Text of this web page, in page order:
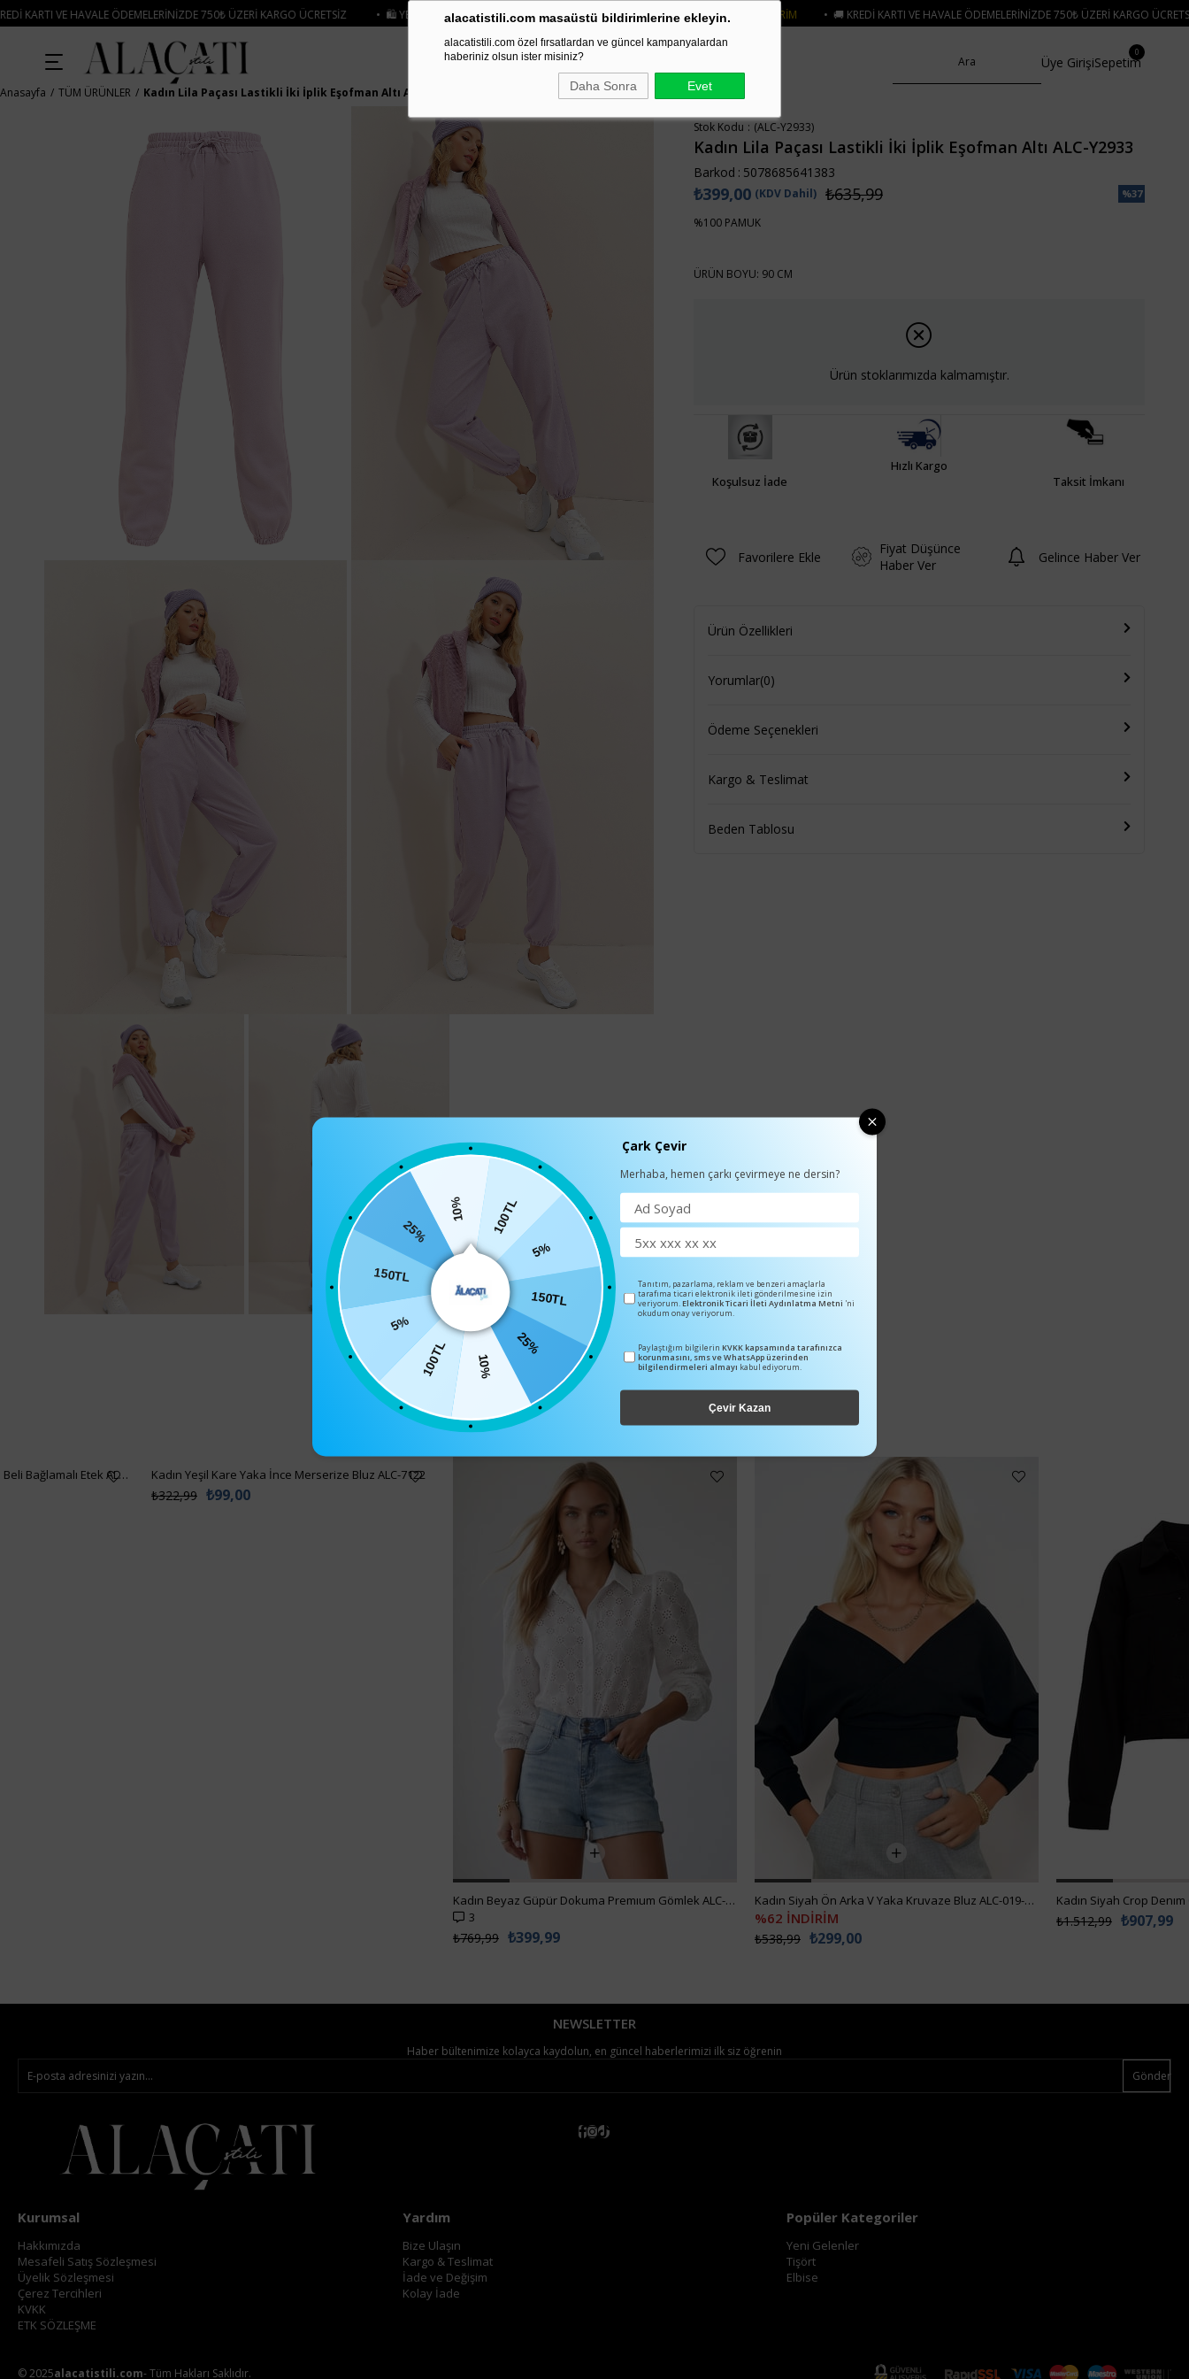
alacatistili.com masaüstü bildirimlerine ekleyin.
alacatistili.com özel fırsatlardan ve güncel kampanyalardan
haberiniz olsun ister misiniz?
Daha Sonra Evet
750₺ ÜZERI KARGO ÜCRETSIZ • 🛍️ YENI SEZON ÜRÜNLERINDE 2 ÜRÜN VE ÜZERI SIPARIŞLERDE SEPETTE %15 İNDIRIM • 🚚 KREDI KARTI VE HAVALE ÖDEMELERINIZDE 750₺ ÜZERI KARGO ÜCRETSIZ • 🛍️ YENI SEZON
Üye GirişiSepetim
0
Anasayfa TÜM ÜRÜNLER Kadın Lila Paçası Lastikli İki İplik Eşofman Altı ALC-Y2933
Stok Kodu (ALC-Y2933)
Kadın Lila Paçası Lastikli İki İplik Eşofman Altı ALC-Y2933
Barkod : 5078685641383
%37
₺635,99
₺399,00 (KDV Dahil)
%100 PAMUK
ÜRÜN BOYU: 90 CM
Ürün stoklarımızda kalmamıştır.
Koşulsuz İade
Hızlı Kargo
Taksit İmkanı
Favorilere Ekle
Fiyat Düşünce
Haber Ver
Gelince Haber Ver
Ürün Özellikleri
Yorumlar(0)
Ödeme Seçenekleri
Kargo & Teslimat
Beden Tablosu
BENZER ÜRÜNLER
Kadın Siyah Asimetrik Kesim Beli Bağlamalı Etek ALC-X5001 Kadın Yeşil Kare Yaka İnce Merserize Bluz ALC-7122
₺99,00
₺322,99
Kadın Beyaz Güpür Dokuma Premıum Gömlek ALC-X4366
3
₺399,99
₺769,99
Kadın Siyah Ön Arka V Yaka Kruvaze Bluz ALC-019-053-BLZ
%62 İNDİRİM
₺299,00
₺538,99
Kadın Siyah Crop
₺907,99
₺1.512,99
NEWSLETTER
Haber bültenimize kolayca kaydolun, en güncel haberlerimizi ilk siz öğrenin
Gönder
Kurumsal
Hakkımızda
Mesafeli Satış Sözleşmesi
Üyelik Sözleşmesi
Çerez Tercihleri
KVKK
ETK SÖZLEŞME
Yardım
Bize Ulaşın
Kargo & Teslimat
İade ve Değişim
Kolay İade
Popüler Kategoriler
Yeni Gelenler
Tişört
Elbise
© 2025alacatistili.com- Tüm Hakları Saklıdır.
10% 100TL
5%
150TL
25%
10%
100TL
5%
150TL
25%
Çark Çevir
Merhaba, hemen çarkı çevirmeye ne dersin?
Tanıtım, pazarlama, reklam ve benzeri amaçlarla
tarafıma ticari elektronik ileti gönderilmesine izin
veriyorum. Elektronik Ticari İleti Aydınlatma Metni 'ni
okudum onay veriyorum.
Paylaştığım bilgilerin KVKK kapsamında tarafınızca
korunmasını, sms ve WhatsApp üzerinden
bilgilendirmeleri almayı kabul ediyorum.
Çevir Kazan